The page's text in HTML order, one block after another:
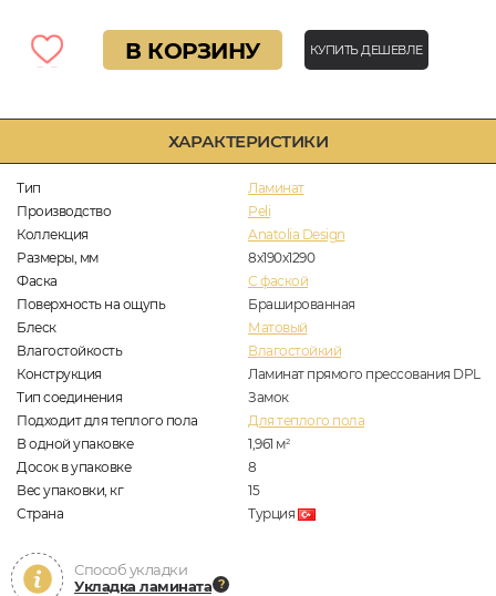
ХАРАКТЕРИСТИКИ
Тип
Ламинат
Производство
Peli
Коллекция
Anatolia Design
Размеры, мм
8х190х1290
Фаска
C фаской
Поверхность на ощупь
Брашированная
Блеск
Матовый
Влагостойкость
Влагостойкий
Конструкция
Ламинат прямого прессования DPL
Тип соединения
Замок
Подходит для теплого пола
Для теплого пола
В одной упаковке
1,961 м2
Досок в упаковке
8
Вес упаковки, кг
15
Страна
Турция
Способ укладки
Укладка ламината
В КОРЗИНУ КУПИТЬ ДЕШЕВЛЕ